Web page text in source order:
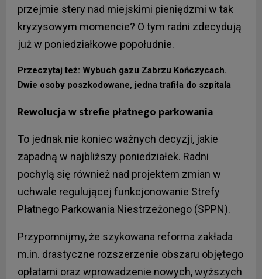
przejmie stery nad miejskimi pieniędzmi w tak
kryzysowym momencie? O tym radni zdecydują
już w poniedziałkowe popołudnie.
Przeczytaj też: Wybuch gazu Zabrzu Kończycach.
Dwie osoby poszkodowane, jedna trafiła do szpitala
Rewolucja w strefie płatnego parkowania
To jednak nie koniec ważnych decyzji, jakie
zapadną w najbliższy poniedziałek. Radni
pochylą się również nad projektem zmian w
uchwale regulującej funkcjonowanie Strefy
Płatnego Parkowania Niestrzeżonego (SPPN).
Przypomnijmy, że szykowana reforma zakłada
m.in. drastyczne rozszerzenie obszaru objętego
opłatami oraz wprowadzenie nowych, wyższych